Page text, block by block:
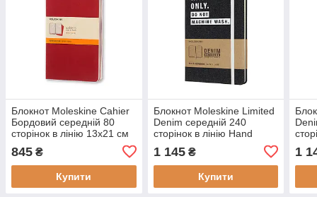
Блокнот Moleskine Cahier
Бордовий середній 80
сторінок в лінію 13х21 см
845 ₴
Купити
Блокнот Moleskine Limited
Denim середній 240
сторінок в лінію Hand
(8058341710739)
1 145₴
Купити
1